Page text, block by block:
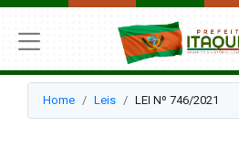
Home Leis LEI Nº 746/2021